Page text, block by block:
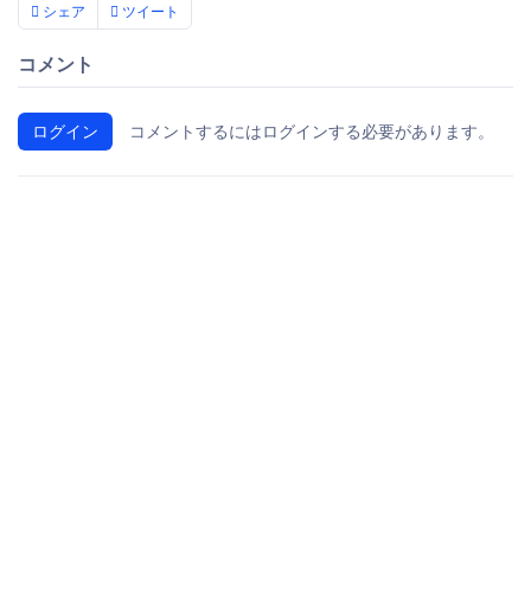
シェア ツイート
コメント
ログイン コメントするにはログインする必要があります。